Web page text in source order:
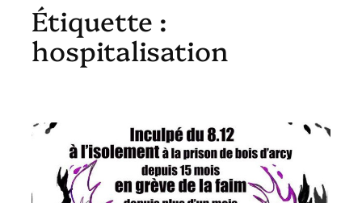
Étiquette :
hospitalisation